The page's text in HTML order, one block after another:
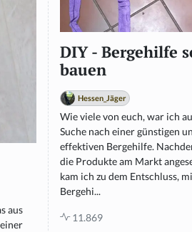
aus
DIY - Bergehilfe
bauen
Hessen_Jäger
Wie viele von euch, war ich
Suche nach einer günstigen
effektiven Bergehilfe.
die Produkte am Markt
kam ich zu dem Entschluss,
Bergehi...
11.869